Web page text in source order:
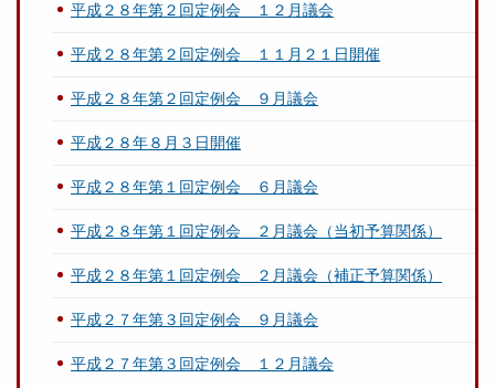
平成２８年第２回定例会 １２月議会
平成２８年第２回定例会 １１月２１日開催
平成２８年第２回定例会 ９月議会
平成２８年８月３日開催
平成２８年第１回定例会 ６月議会
平成２８年第１回定例会 ２月議会（当初予算関係）
平成２８年第１回定例会 ２月議会（補正予算関係）
平成２７年第３回定例会 ９月議会
平成２７年第３回定例会 １２月議会